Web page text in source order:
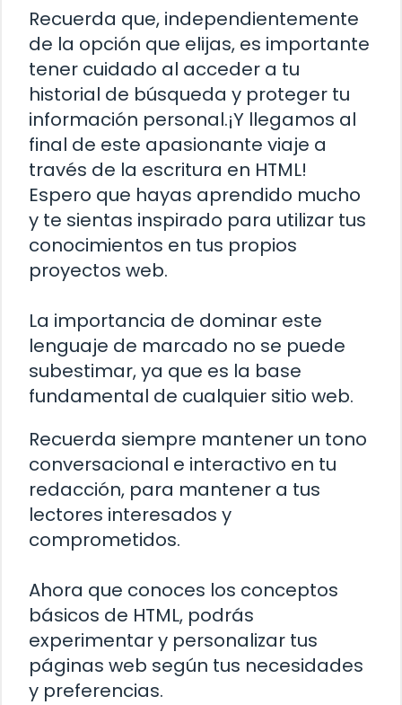
Recuerda que, independientemente
de la opción que elijas, es importante
tener cuidado al acceder a tu
historial de búsqueda y proteger tu
información personal.¡Y llegamos al
final de este apasionante viaje a
través de la escritura en HTML!
Espero que hayas aprendido mucho
y te sientas inspirado para utilizar tus
conocimientos en tus propios
proyectos web.
La importancia de dominar este
lenguaje de marcado no se puede
subestimar, ya que es la base
fundamental de cualquier sitio web.
Recuerda siempre mantener un tono
conversacional e interactivo en tu
redacción, para mantener a tus
lectores interesados y
comprometidos.
Ahora que conoces los conceptos
básicos de HTML, podrás
experimentar y personalizar tus
páginas web según tus necesidades
y preferencias.